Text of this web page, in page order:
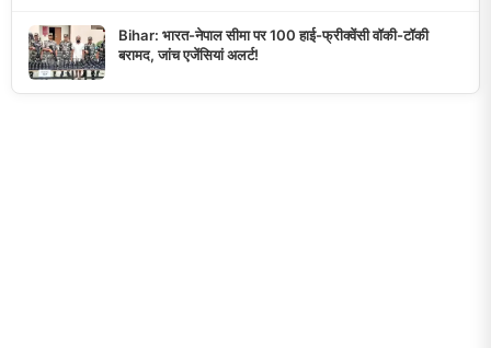
Bihar: भारत-नेपाल सीमा पर 100 हाई-फ्रीक्वेंसी वॉकी-टॉकी
बरामद, जांच एजेंसियां अलर्ट!